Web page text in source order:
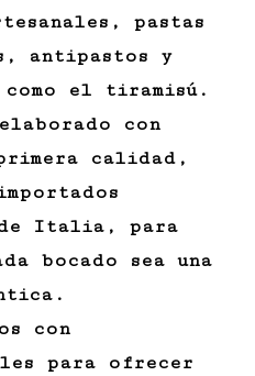
pastas
antipastos y
el tiramisú.
con
calidad,
Italia, para
bocado sea una
con
para ofrecer